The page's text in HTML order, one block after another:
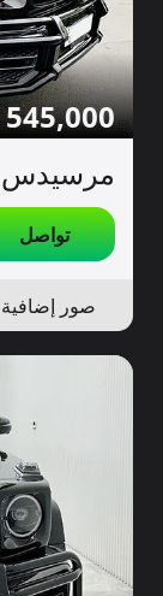
545,000
مرسيدس G63 للبيع
تواصل
صور إضافية